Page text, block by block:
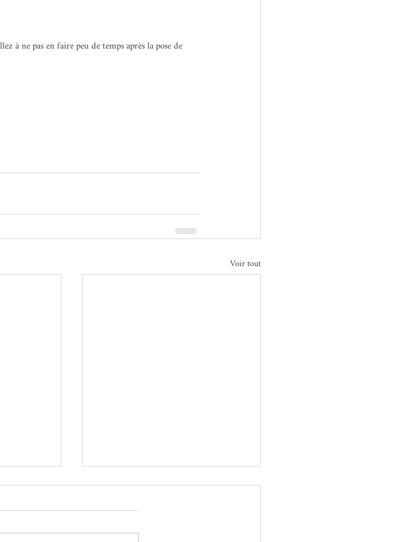
à ne pas en faire peu de temps après la pose de
Voir tout